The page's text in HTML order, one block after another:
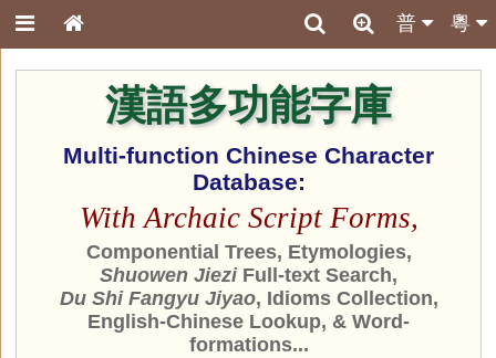
粵
普
漢語多功能字庫
Multi-function Chinese Character
Database:
With Archaic Script Forms,
Componential Trees, Etymologies,
Shuowen JieziFull-text Search,
Du Shi Fangyu Jiyao, Idioms Collection,
English-Chinese Lookup, & Word-
formations...